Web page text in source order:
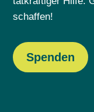
schaffen!
Spenden